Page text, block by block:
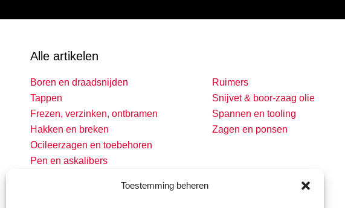
Toestemming beheren
Alle artikelen
Boren en draadsnijden
Tappen
Frezen, verzinken, ontbramen
Hakken en breken
Ocileerzagen en toebehoren
Pen en askalibers
Ruimers
Snijvet & boor-zaag olie
Spannen en tooling
Zagen en ponsen